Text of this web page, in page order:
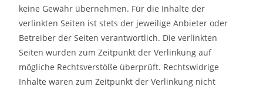
keine Gewähr übernehmen. Für die Inhalte der
verlinkten Seiten ist stets der jeweilige Anbieter oder
Betreiber der Seiten verantwortlich. Die verlinkten
Seiten wurden zum Zeitpunkt der Verlinkung auf
mögliche Rechtsverstöße überprüft. Rechtswidrige
Inhalte waren zum Zeitpunkt der Verlinkung nicht